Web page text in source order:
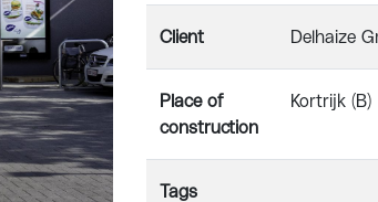
Client Delhaize
Place of
construction
Kortrijk (B)
Tags